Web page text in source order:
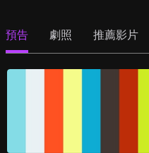
預告 劇照 推薦影片